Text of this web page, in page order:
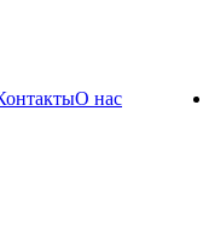
О нас